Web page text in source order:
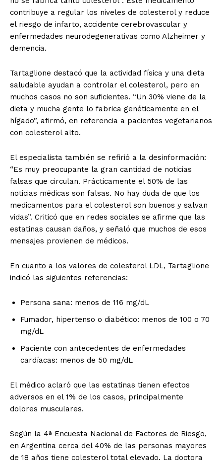
contribuye a regular los niveles de colesterol y reduce
el riesgo de infarto, accidente cerebrovascular y
enfermedades neurodegenerativas como Alzheimer y
demencia.
Tartaglione destacó que la actividad física y una dieta
saludable ayudan a controlar el colesterol, pero en
muchos casos no son suficientes. “Un 30% viene de la
dieta y mucha gente lo fabrica genéticamente en el
hígado”, afirmó, en referencia a pacientes vegetarianos
con colesterol alto.
El especialista también se refirió a la desinformación:
“Es muy preocupante la gran cantidad de noticias
falsas que circulan. Prácticamente el 50% de las
noticias médicas son falsas. No hay duda de que los
medicamentos para el colesterol son buenos y salvan
vidas”. Criticó que en redes sociales se afirme que las
estatinas causan daños, y señaló que muchos de esos
mensajes provienen de médicos.
En cuanto a los valores de colesterol LDL, Tartaglione
indicó las siguientes referencias:
Persona sana: menos de 116 mg/dL
Fumador, hipertenso o diabético: menos de 100 o 70
mg/dL
Paciente con antecedentes de enfermedades
cardíacas: menos de 50 mg/dL
El médico aclaró que las estatinas tienen efectos
adversos en el 1% de los casos, principalmente
dolores musculares.
Según la 4ª Encuesta Nacional de Factores de Riesgo,
en Argentina cerca del 40% de las personas mayores
de 18 años tiene colesterol total elevado. La doctora